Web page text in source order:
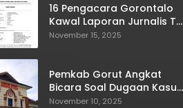
16 Pengacara Gorontalo
Kawal Laporan Jurnalis TV
One
November 15, 2025
Pemkab Gorut Angkat
Bicara Soal Dugaan Kasus
Asusila Oknum ASN
November 10, 2025